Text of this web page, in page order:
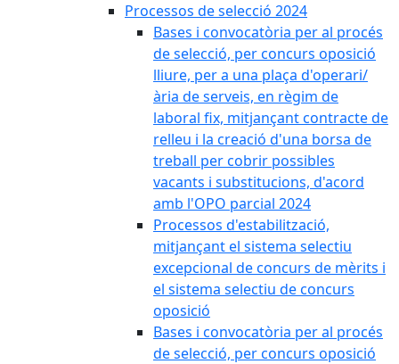
Processos de selecció 2024
Bases i convocatòria per al procés
de selecció, per concurs oposició
lliure, per a una plaça d'operari/
ària de serveis, en règim de
laboral fix, mitjançant contracte de
relleu i la creació d'una borsa de
treball per cobrir possibles
vacants i substitucions, d'acord
amb l'OPO parcial 2024
Processos d'estabilització,
mitjançant el sistema selectiu
excepcional de concurs de mèrits i
el sistema selectiu de concurs
oposició
Bases i convocatòria per al procés
de selecció, per concurs oposició